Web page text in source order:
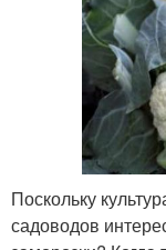
Поскольку
садоводов